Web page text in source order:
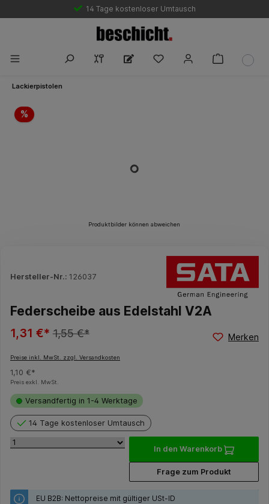
14 Tage kostenloser Umtausch
Lackierpistolen
Bildergalerie überspringen
%
Produktbilder können abweichen
Hersteller-Nr.: 126037
Federscheibe aus Edelstahl V2A
1,31 €* 1,55 €* Merken
Preise inkl. MwSt. zzgl. Versandkosten
1,10 €*
Preis exkl. MwSt.
Versandfertig in 1-4 Werktage
14 Tage kostenloser Umtausch
In den Warenkorb
Frage zum Produkt
EU B2B: Nettopreise mit gültiger USt-ID